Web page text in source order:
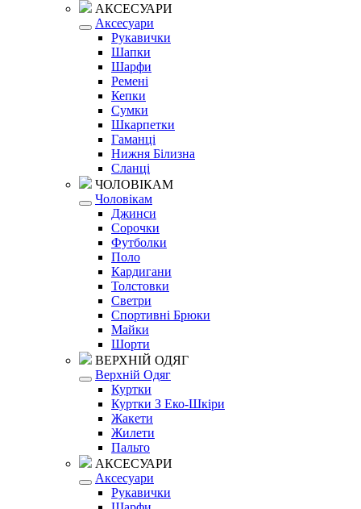
АКСЕСУАРИ
Аксесуари
Рукавички
Шапки
Шарфи
Ремені
Кепки
Сумки
Шкарпетки
Гаманці
Нижня Білизна
Сланці
ЧОЛОВІКАМ
Чоловікам
Джинси
Сорочки
Футболки
Поло
Кардигани
Толстовки
Светри
Спортивні Брюки
Майки
Шорти
ВЕРХНІЙ ОДЯГ
Верхній Одяг
Куртки
Куртки З Еко-Шкіри
Жакети
Жилети
Пальто
АКСЕСУАРИ
Аксесуари
Рукавички